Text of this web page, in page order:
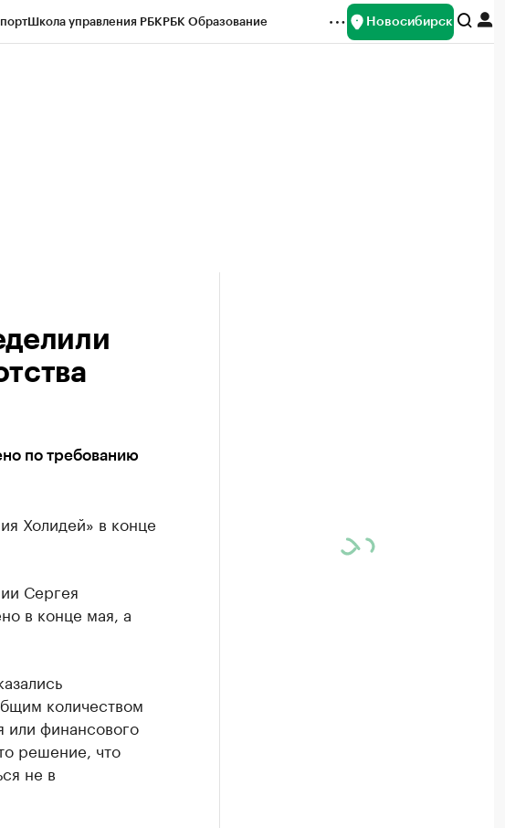
Школа управления РБКРБК Образование Новосибирск
по требованию
Холидей» в конце
Сергея
в конце мая, а
количеством
или финансового
решение, что
не в